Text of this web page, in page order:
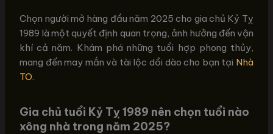
Chọn người mở hàng đầu năm 2025 cho gia chủ Kỷ Tỵ
1989 là một quyết định quan trọng, ảnh hưởng đến vận
khí cả năm. Khám phá những tuổi hợp phong thủy,
mang đến may mắn và tài lộc dồi dào cho bạn tại Nhà
TO.
Gia chủ tuổi Kỷ Tỵ 1989 nên chọn tuổi nào
xông nhà trong năm 2025?